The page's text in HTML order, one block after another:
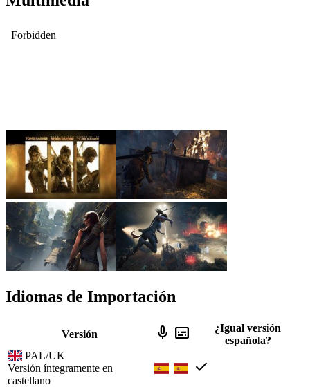
Idiomas de Importación
Versión mic subtitles
¿Igual versión
española?
PAL/UK
Versión íntegramente en
castellano
check